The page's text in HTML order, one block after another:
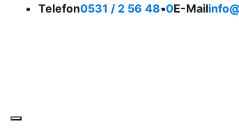
So erreichen Sie uns
Telefon0531 / 2 56 48-0E-Mail
Stautmeister